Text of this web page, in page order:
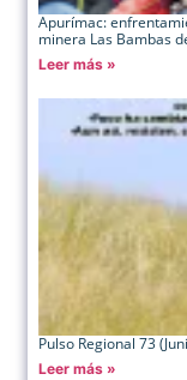
Apurímac:
minera Las Bambas
Leer más »
Pulso Regional 73
Leer más »